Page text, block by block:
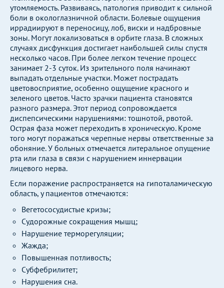
утомляемость. Развиваясь, патология приводит к сильной
боли в окологлазничной области. Болевые ощущения
иррадиируют в переносицу, лоб, виски и надбровные
зоны. Могут локализоваться в орбите глаза. В сложных
случаях дисфункция достигает наибольшей силы спустя
несколько часов. При более легком течение процесс
занимает 2-3 суток. Из зрительного поля начинают
выпадать отдельные участки. Может пострадать
цветовосприятие, особенно ощущение красного и
зеленого цветов. Часто зрачки пациента становятся
разного размера. Этот период сопровождается
диспепсическими нарушениями: тошнотой, рвотой.
Острая фаза может переходить в хроническую. Кроме
того могут поражаться черепные нервы ответственные за
обоняние. У больных отмечается литеральное опущение
рта или глаза в связи с нарушением иннервации
лицевого нерва.
Если поражение распространяется на гипоталамическую
область, у пациентов отмечаются:
Вегетососудистые кризы;
Судорожные сокращения мышц;
Нарушение терморегуляции;
Жажда;
Повышенная потливость;
Субфебрилитет;
Нарушения сна.